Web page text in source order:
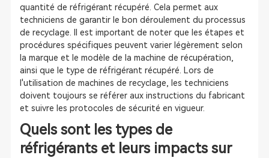
quantité de réfrigérant récupéré. Cela permet aux
techniciens de garantir le bon déroulement du processus
de recyclage. Il est important de noter que les étapes et
procédures spécifiques peuvent varier légèrement selon
la marque et le modèle de la machine de récupération,
ainsi que le type de réfrigérant récupéré. Lors de
l'utilisation de machines de recyclage, les techniciens
doivent toujours se référer aux instructions du fabricant
et suivre les protocoles de sécurité en vigueur.
Quels sont les types de
réfrigérants et leurs impacts sur